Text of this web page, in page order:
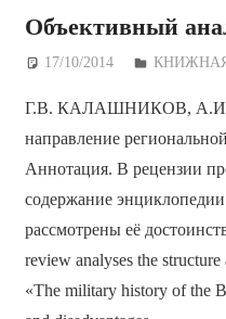
Объективный
17/10/2014 Дежурный
Г.В. КАЛАШНИКОВ, А.И.
направление
Аннотация. В рецензии
содержание
рассмотрены её
review analyses the
«The military history of the